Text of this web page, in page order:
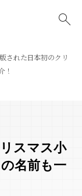
された日本初のクリ
！
スマス小
名前も一